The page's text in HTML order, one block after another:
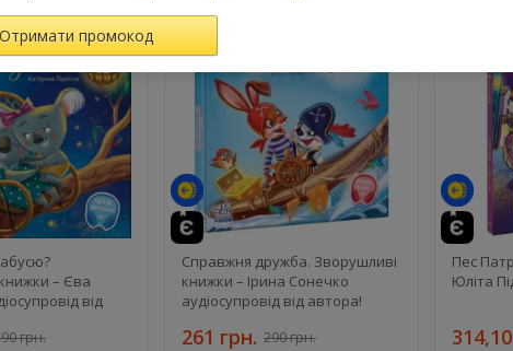
-10%
– Єва
від
грн.
Справжня дружба. Зворушливі
книжки – Ірина Сонечко
аудіосупровід від автора!
261 грн. 290 грн.
Пес
Юліта